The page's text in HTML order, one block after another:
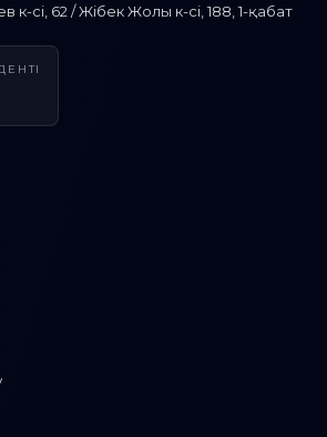
сі, 62 / Жібек Жолы к-сі, 188, 1-қабат